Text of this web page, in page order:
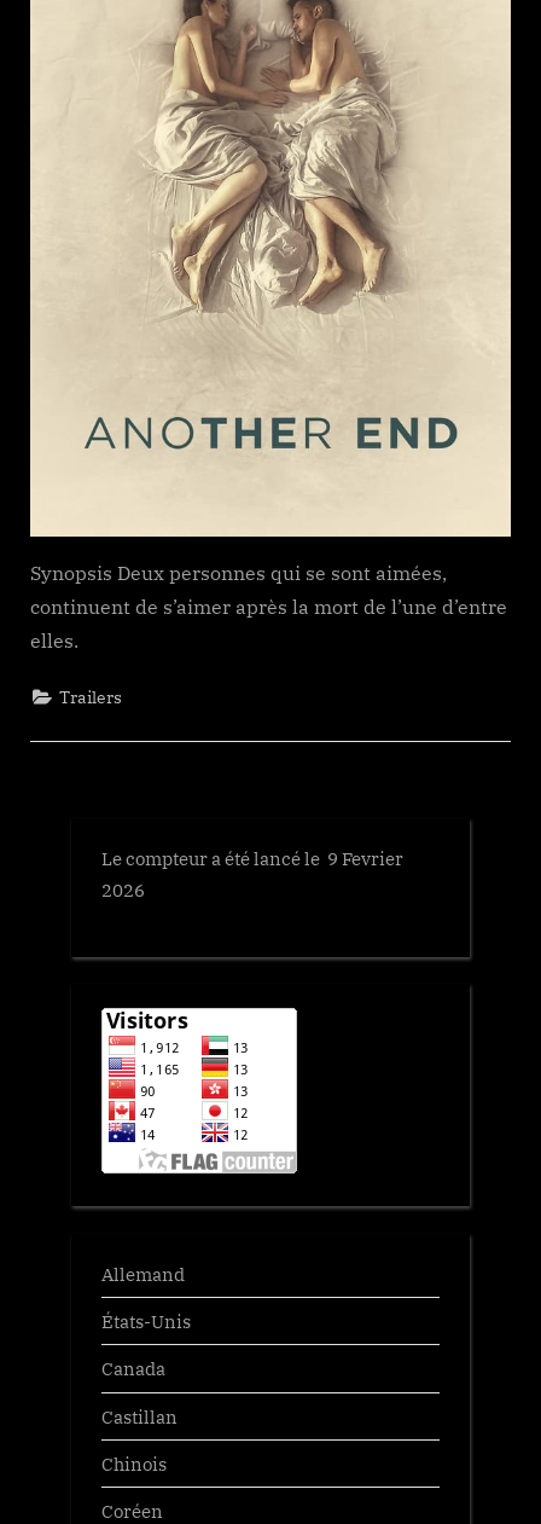
Synopsis Deux personnes qui se sont aimées,
continuent de s’aimer après la mort de l’une d’entre
elles.
Trailers
Le compteur a été lancé le 9 Fevrier
2026
Allemand
États-Unis
Canada
Castillan
Chinois
Coréen